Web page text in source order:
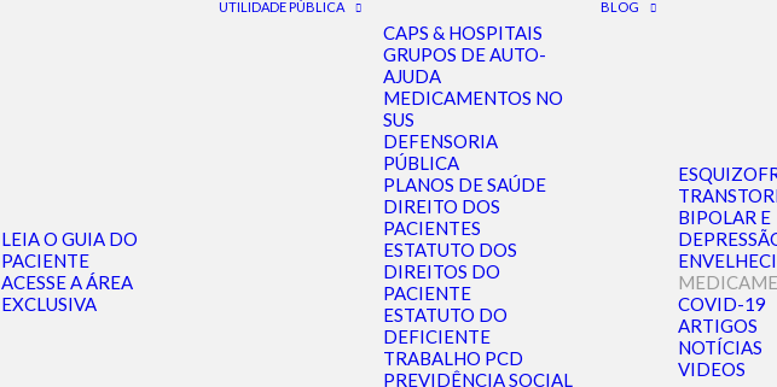
LEIA O GUIA DO
PACIENTE
ACESSE A ÁREA
EXCLUSIVA
UTILIDADE PÚBLICA
CAPS & HOSPITAIS
GRUPOS DE AUTO-
AJUDA
MEDICAMENTOS NO
SUS
DEFENSORIA
PÚBLICA
PLANOS DE SAÚDE
DIREITO DOS
PACIENTES
ESTATUTO DOS
DIREITOS DO
PACIENTE
ESTATUTO DO
DEFICIENTE
TRABALHO PCD
PREVIDÊNCIA SOCIAL
BLOG
BIPOLAR E
COVID-19
ARTIGOS
NOTÍCIAS
VIDEOS